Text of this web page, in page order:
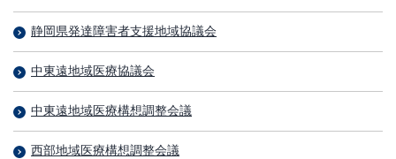
静岡県発達障害者支援地域協議会
中東遠地域医療協議会
中東遠地域医療構想調整会議
西部地域医療構想調整会議